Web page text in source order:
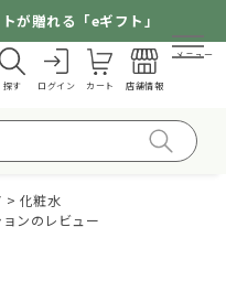
が贈れる「eギフト」
探す ログイン カート 店舗情報
メニュー
化粧水
ンのレビュー